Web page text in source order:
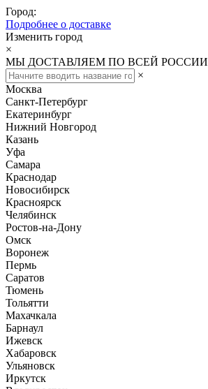
Город:
Подробнее о доставке
Изменить город
×
МЫ ДОСТАВЛЯЕМ ПО ВСЕЙ РОССИИ
×
Москва
Санкт-Петербург
Екатеринбург
Нижний Новгород
Казань
Уфа
Самара
Краснодар
Новосибирск
Красноярск
Челябинск
Ростов-на-Дону
Омск
Воронеж
Пермь
Саратов
Тюмень
Тольятти
Махачкала
Барнаул
Ижевск
Хабаровск
Ульяновск
Иркутск